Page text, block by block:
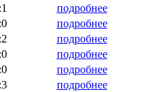
подробнее
подробнее
подробнее
подробнее
подробнее
подробнее